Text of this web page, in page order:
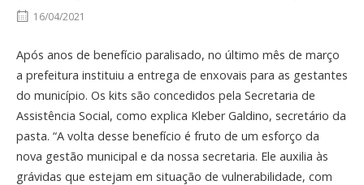
16/04/2021
Após anos de benefício paralisado, no último mês de março
a prefeitura instituiu a entrega de enxovais para as gestantes
do município. Os kits são concedidos pela Secretaria de
Assistência Social, como explica Kleber Galdino, secretário da
pasta. “A volta desse benefício é fruto de um esforço da
nova gestão municipal e da nossa secretaria. Ele auxilia às
grávidas que estejam em situação de vulnerabilidade, com